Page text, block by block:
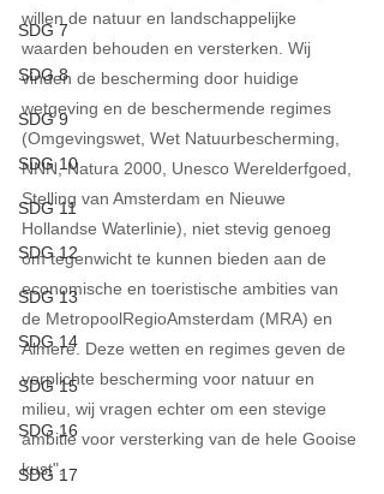
SDG 7
SDG 8
SDG 9
SDG 10
SDG 11
SDG 12
SDG 13
SDG 14
SDG 15
SDG 16
SDG 17
willen de natuur en landschappelijke
waarden behouden en versterken. Wij
vinden de bescherming door huidige
wetgeving en de beschermende regimes
(Omgevingswet, Wet Natuurbescherming,
NNN, Natura 2000, Unesco Werelderfgoed,
Stelling van Amsterdam en Nieuwe
Hollandse Waterlinie), niet stevig genoeg
om tegenwicht te kunnen bieden aan de
economische en toeristische ambities van
de MetropoolRegioAmsterdam (MRA) en
Almere. Deze wetten en regimes geven de
verplichte bescherming voor natuur en
milieu, wij vragen echter om een stevige
ambitie voor versterking van de hele Gooise
kust".